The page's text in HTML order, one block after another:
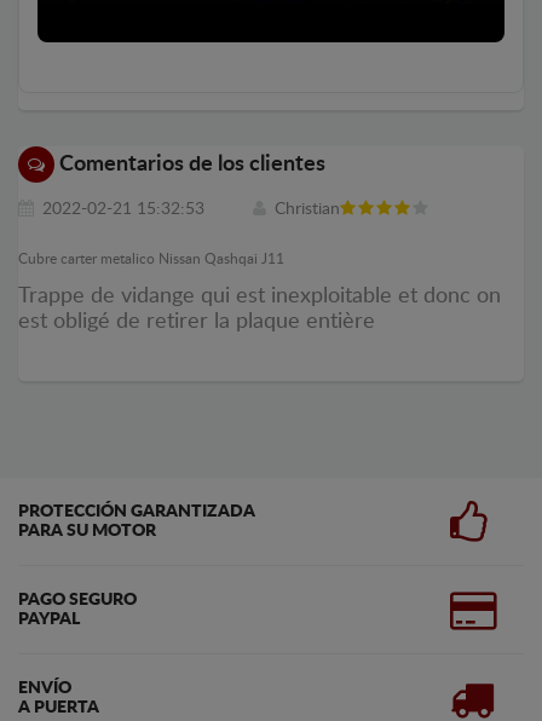
Comentarios de los clientes
2022-02-21 15:32:53 Christian
Cubre carter metalico Nissan Qashqai J11
Trappe de vidange qui est inexploitable et donc on
est obligé de retirer la plaque entière
PROTECCIÓN GARANTIZADA
PARA SU MOTOR
PAGO SEGURO
PAYPAL
ENVÍO
A PUERTA